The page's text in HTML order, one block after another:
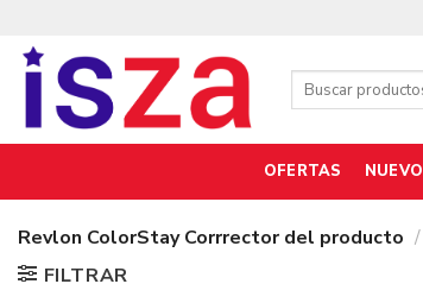
contenido
Buscar
OFERTAS NUEVO
Revlon ColorStay Corrrector del producto /
FILTRAR